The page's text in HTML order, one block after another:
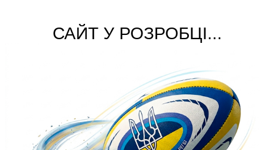
САЙТ У РОЗРОБЦІ...